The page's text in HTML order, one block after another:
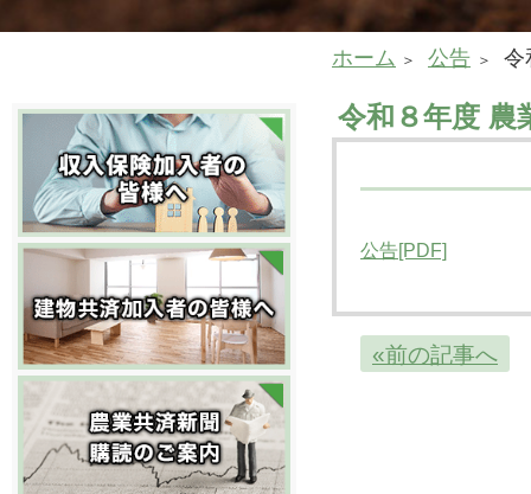
ホーム 公告 令
令和８年度 農
公告[PDF]
«前の記事へ